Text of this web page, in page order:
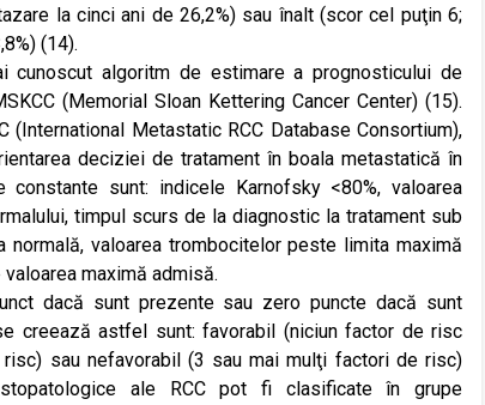
la cinci ani de 26,2%) sau înalt (scor cel puţin 6;
(14).
cunoscut algoritm de estimare a prognosticului de
(Memorial Sloan Kettering Cancer Center) (15).
Metastatic RCC Database Consortium),
deciziei de tratament în boala metastatică în
sunt: indicele Karnofsky <80%, valoarea
timpul scurs de la diagnostic la tratament sub
normală, valoarea trombocitelor peste limita maximă
maximă admisă.
dacă sunt prezente sau zero puncte dacă sunt
creează astfel sunt: favorabil (niciun factor de risc
sau nefavorabil (3 sau mai mulţi factori de risc)
ale RCC pot fi clasificate în grupe